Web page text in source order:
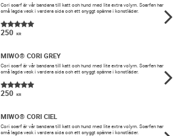
​Cori scarf är vår bandana till katt och hund med lite extra volym. Scarfen har
små lagda veck i vardera sida och ett snyggt spänne i konstläder.
250 KR
MIWO® CORI GREY
​Cori scarf är vår bandana till katt och hund med lite extra volym. Scarfen har
små lagda veck i vardera sida och ett snyggt spänne i konstläder.
250 KR
MIWO® CORI CIEL
​Cori scarf är vår bandana till katt och hund med lite extra volym. Scarfen har
små lagda veck i vardera sida och ett snyggt spänne i konstläder.